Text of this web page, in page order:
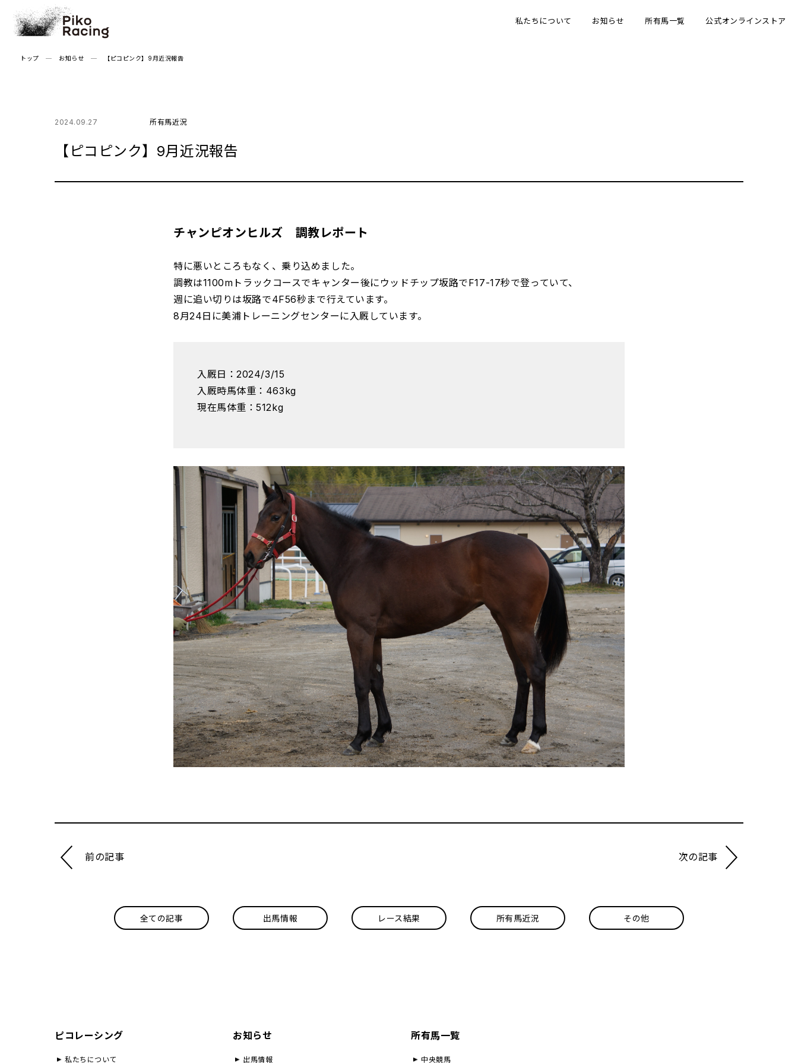
私たちについて お知らせ 所有馬一覧 公式オンラインストア
トップ お知らせ 【ピコピンク】9月近況報告
2024.09.27 所有馬近況
【ピコピンク】9月近況報告
チャンピオンヒルズ 調教レポート
特に悪いところもなく、乗り込めました。
調教は1100mトラックコースでキャンター後にウッドチップ坂路でF17-17秒で登っていて、
週に追い切りは坂路で4F56秒まで行えています。
8月24日に美浦トレーニングセンターに入厩しています。
入厩日：2024/3/15
入厩時馬体重：463kg
現在馬体重：512kg
前の記事 次の記事
全ての記事 出馬情報 レース結果 所有馬近況 その他
ピコレーシング
私たちについて
お知らせ
出馬情報
所有馬一覧
中央競馬